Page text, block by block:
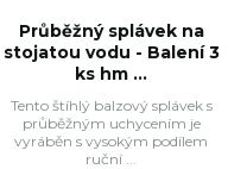
Průběžný splávek na
stojatou vodu - Balení 3
ks hm ...
Tento štíhlý balzový splávek s
průběžným uchycením je
vyráběn s vysokým podílem
ruční ...